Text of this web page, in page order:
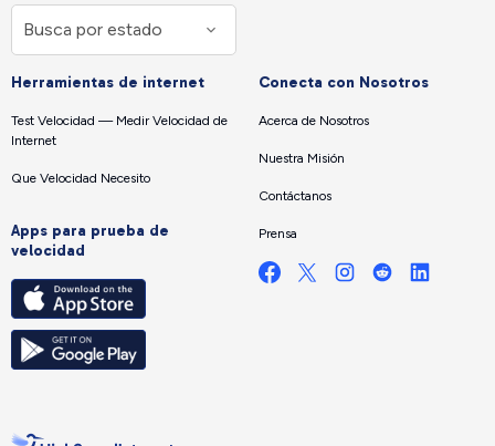
Herramientas de internet
Test Velocidad — Medir Velocidad de
Internet
Que Velocidad Necesito
Apps para prueba de
velocidad
Conecta con Nosotros
Acerca de Nosotros
Nuestra Misión
Contáctanos
Prensa